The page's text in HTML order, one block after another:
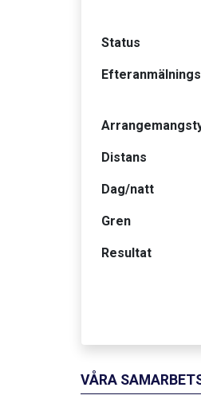
Status
Distans
Dag/natt
Gren
Resultat
VÅRA